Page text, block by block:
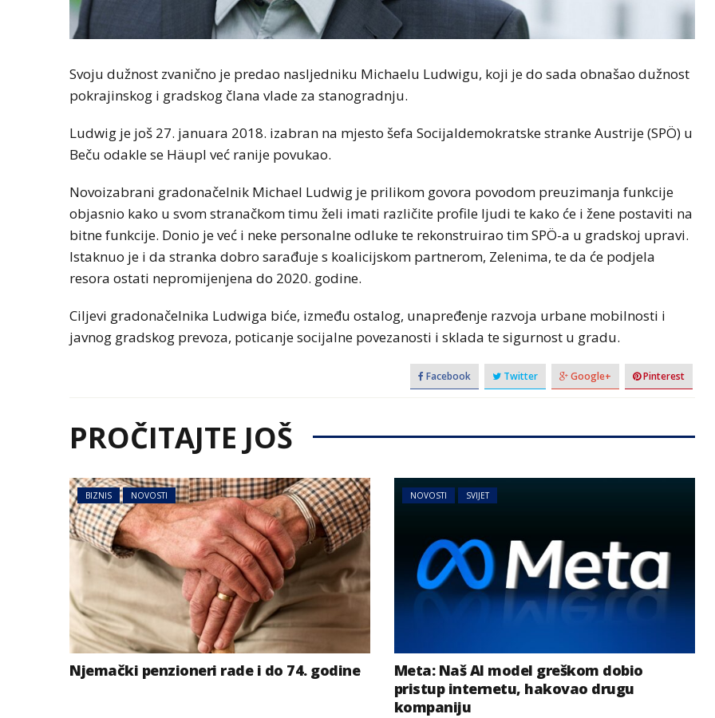
Svoju dužnost zvanično je predao nasljedniku Michaelu Ludwigu, koji je do sada obnašao dužnost
pokrajinskog i gradskog člana vlade za stanogradnju.
Ludwig je još 27. januara 2018. izabran na mjesto šefa Socijaldemokratske stranke Austrije (SPÖ) u
Beču odakle se Häupl već ranije povukao.
Novoizabrani gradonačelnik Michael Ludwig je prilikom govora povodom preuzimanja funkcije
objasnio kako u svom stranačkom timu želi imati različite profile ljudi te kako će i žene postaviti na
bitne funkcije. Donio je već i neke personalne odluke te rekonstruirao tim SPÖ-a u gradskoj upravi.
Istaknuo je i da stranka dobro sarađuje s koalicijskom partnerom, Zelenima, te da će podjela
resora ostati nepromijenjena do 2020. godine.
Ciljevi gradonačelnika Ludwiga biće, između ostalog, unapređenje razvoja urbane mobilnosti i
javnog gradskog prevoza, poticanje socijalne povezanosti i sklada te sigurnost u gradu.
Facebook Twitter Google+ Pinterest
PROČITAJTE JOŠ
BIZNIS NOVOSTI
Njemački penzioneri rade i do 74. godine
NOVOSTI SVIJET
Meta: Naš AI model greškom dobio
pristup internetu, hakovao drugu
kompaniju